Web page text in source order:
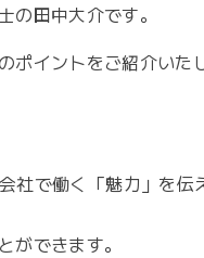
の田中大介です。
イントをご紹介いた
社で働く「魅力」を伝
ができます。